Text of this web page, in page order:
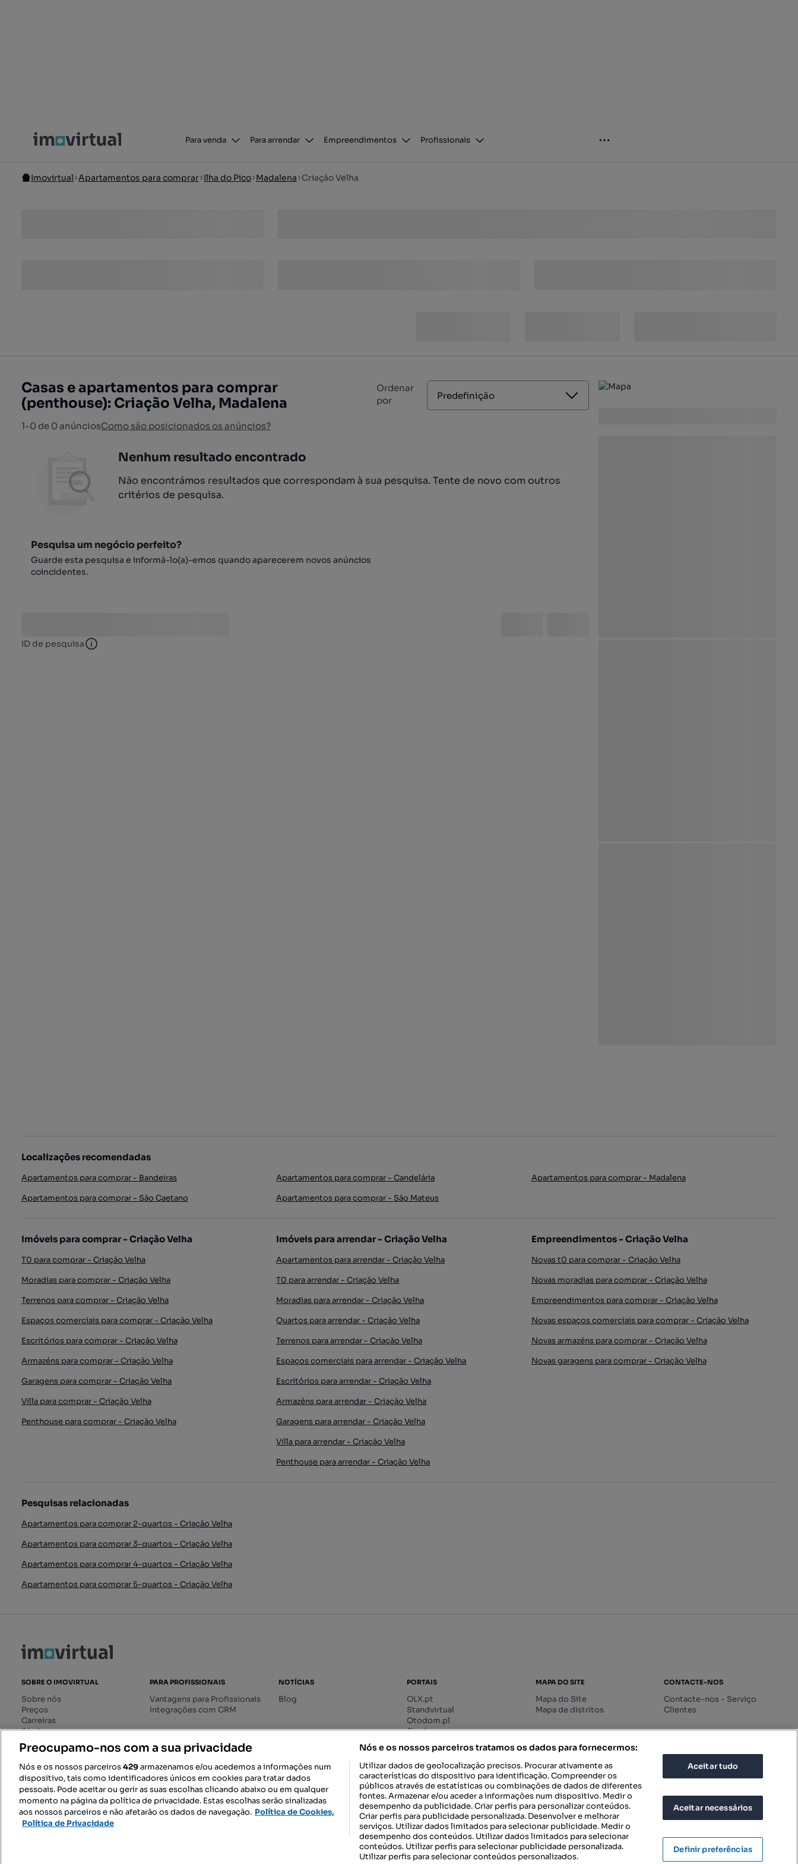
Para venda Para arrendar Empreendimentos Profissionais
Imovirtual Apartamentos para comprar Ilha do Pico Madalena Criação Velha
Casas e apartamentos para comprar
(penthouse): Criação Velha, Madalena
1-0 de 0 anúnciosComo são posicionados os anúncios?
Ordenar
por
Predefinição
Nenhum resultado encontrado
Não encontrámos resultados que correspondam à sua pesquisa. Tente de novo com outros
critérios de pesquisa.
Pesquisa um negócio perfeito?
Guarde esta pesquisa e informá-lo(a)-emos quando aparecerem novos anúncios
coincidentes.
ID de pesquisa ID de pesquisa
Localizações recomendadas
Apartamentos para comprar - Bandeiras Apartamentos para comprar - Candelária
Apartamentos para comprar - Madalena
Apartamentos para comprar - São Caetano
Apartamentos para comprar - São Mateus
Imóveis para comprar - Criação Velha
T0 para comprar - Criação Velha
Moradias para comprar - Criação Velha
Terrenos para comprar - Criação Velha
Espaços comerciais para comprar - Criação Velha
Escritórios para comprar - Criação Velha
Armazéns para comprar - Criação Velha
Garagens para comprar - Criação Velha
Villa para comprar - Criação Velha
Penthouse para comprar - Criação Velha
Imóveis para arrendar - Criação Velha
Apartamentos para arrendar - Criação Velha
T0 para arrendar - Criação Velha
Moradias para arrendar - Criação Velha
Quartos para arrendar - Criação Velha
Terrenos para arrendar - Criação Velha
Espaços comerciais para arrendar - Criação Velha
Escritórios para arrendar - Criação Velha
Armazéns para arrendar - Criação Velha
Garagens para arrendar - Criação Velha
Villa para arrendar - Criação Velha
Penthouse para arrendar - Criação Velha
Empreendimentos - Criação Velha
Novas t0 para comprar - Criação Velha
Novas moradias para comprar - Criação Velha
Empreendimentos para comprar - Criação Velha
Novas espaços comerciais para comprar - Criação Velha
Novas armazéns para comprar - Criação Velha
Novas garagens para comprar - Criação Velha
Pesquisas relacionadas
Apartamentos para comprar 2-quartos - Criação Velha
Apartamentos para comprar 3-quartos - Criação Velha
Apartamentos para comprar 4-quartos - Criação Velha
Apartamentos para comprar 5-quartos - Criação Velha
SOBRE O IMOVIRTUAL
Sobre nós
Preços
Carreiras
Ajuda
Livro de Reclamações online
Regulamento dos Serviços
Digitais
PARA PROFISSIONAIS
Vantagens para Profissionais
Integrações com CRM
NOTÍCIAS
Blog
PORTAIS
OLX.pt
Standvirtual
Otodom.pl
Storia.ro
MAPA DO SITE
Mapa do Site
Mapa de distritos
CONTACTE-NOS
Contacte-nos - Serviço
Clientes
SIGA-NOS: DESCARREGAR NA:
Preocupamo-nos com a sua privacidade
Nós e os nossos parceiros429armazenamos e/ou acedemos a informações num
dispositivo, tais como identificadores únicos em cookies para tratar dados
pessoais. Pode aceitar ou gerir as suas escolhas clicando abaixo ou em qualquer
momento na página da política de privacidade. Estas escolhas serão sinalizadas
aos nossos parceiros e não afetarão os dados de navegação. Política de Cookies,
Política de Privacidade
Nós e os nossos parceiros tratamos os dados para fornecermos:
Utilizar dados de geolocalização precisos. Procurar ativamente as
características do dispositivo para identificação. Compreender os
públicos através de estatísticas ou combinações de dados de diferentes
fontes. Armazenar e/ou aceder a informações num dispositivo. Medir o
desempenho da publicidade. Criar perfis para personalizar conteúdos.
Criar perfis para publicidade personalizada. Desenvolver e melhorar
serviços. Utilizar dados limitados para selecionar publicidade. Medir o
desempenho dos conteúdos. Utilizar dados limitados para selecionar
conteúdos. Utilizar perfis para selecionar publicidade personalizada.
Utilizar perfis para selecionar conteúdos personalizados.
Aceitar tudo
Aceitar necessários
Definir preferências